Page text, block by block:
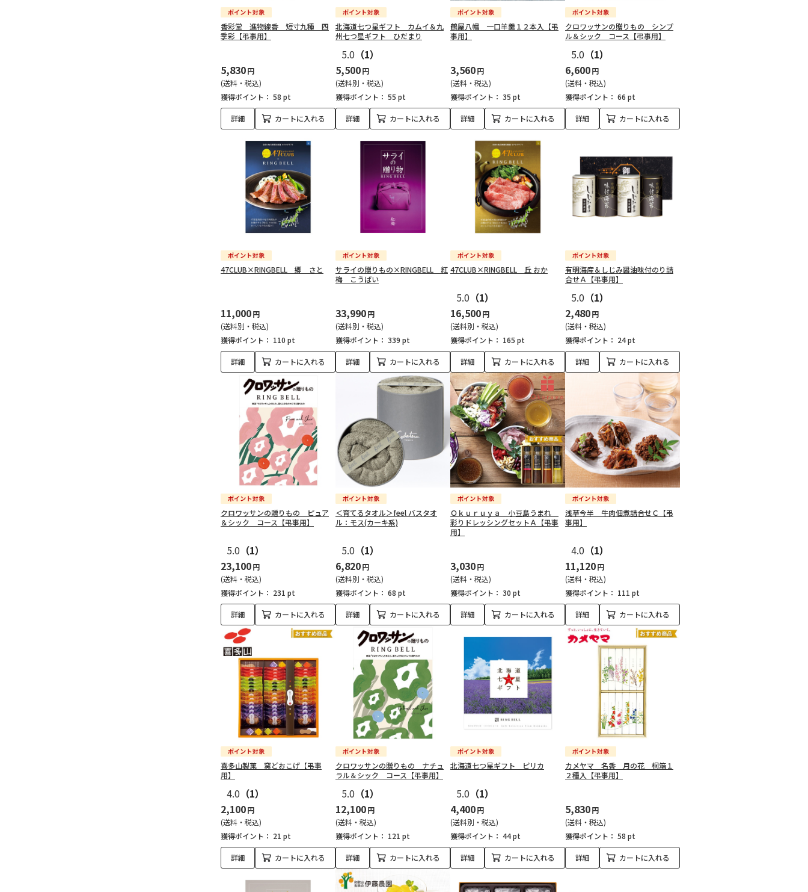
香彩堂 進物線香 短寸九種 四
季彩【弔事用】
5,830円
(送料・税込)
獲得ポイント： 58 pt
詳細 カートに入れる
北海道七つ星ギフト カムイ＆九
州七つ星ギフト ひだまり
5.0 （1）
5,500円
(送料別・税込)
獲得ポイント： 55 pt
詳細 カートに入れる
鶴屋八幡 一口羊羹１２本入【弔
事用】
3,560円
(送料・税込)
獲得ポイント： 35 pt
詳細 カートに入れる
クロワッサンの贈りもの シンプ
ル＆シック コース【弔事用】
5.0 （1）
6,600円
(送料・税込)
獲得ポイント： 66 pt
詳細 カートに入れる
47CLUB×RINGBELL 郷 さと
11,000円
(送料別・税込)
獲得ポイント： 110 pt
詳細 カートに入れる
サライの贈りもの×RINGBELL 紅
梅 こうばい
33,990円
(送料別・税込)
獲得ポイント： 339 pt
詳細 カートに入れる
47CLUB×RINGBELL 丘 おか
5.0 （1）
16,500円
(送料別・税込)
獲得ポイント： 165 pt
詳細 カートに入れる
有明海産＆しじみ醤油味付のり詰
合せＡ【弔事用】
5.0 （1）
2,480円
(送料・税込)
獲得ポイント： 24 pt
詳細 カートに入れる
クロワッサンの贈りもの ピュア
＆シック コース【弔事用】
5.0 （1）
23,100円
(送料・税込)
獲得ポイント： 231 pt
詳細 カートに入れる
＜育てるタオル＞feel バスタオ
ル：モス(カーキ系)
5.0 （1）
6,820円
(送料別・税込)
獲得ポイント： 68 pt
詳細 カートに入れる
Ｏｋｕｒｕｙａ 小豆島うまれ
彩りドレッシングセットＡ【弔事
用】
3,030円
(送料・税込)
獲得ポイント： 30 pt
詳細 カートに入れる
浅草今半 牛肉佃煮詰合せＣ【弔
事用】
4.0 （1）
11,120円
(送料・税込)
獲得ポイント： 111 pt
詳細 カートに入れる
喜多山製菓 窯どおこげ【弔事
用】
4.0 （1）
2,100円
(送料・税込)
獲得ポイント： 21 pt
詳細 カートに入れる
クロワッサンの贈りもの ナチュ
ラル＆シック コース【弔事用】
5.0 （1）
12,100円
(送料・税込)
獲得ポイント： 121 pt
詳細 カートに入れる
北海道七つ星ギフト ピリカ
5.0 （1）
4,400円
(送料別・税込)
獲得ポイント： 44 pt
詳細 カートに入れる
カメヤマ 名香 月の花 桐箱１
２種入【弔事用】
5,830円
(送料・税込)
獲得ポイント： 58 pt
詳細 カートに入れる